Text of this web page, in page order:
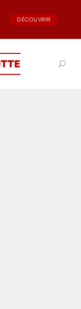
DÉCOUVRIR